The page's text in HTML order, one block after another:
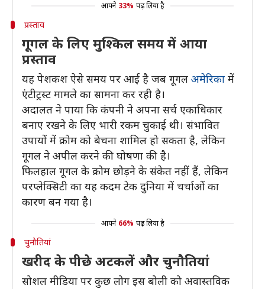
आपने 33% पढ़ लिया है
प्रस्ताव
गूगल के लिए मुश्किल समय में आया
प्रस्ताव
यह पेशकश ऐसे समय पर आई है जब गूगल अमेरिका में
एंटीट्रस्ट मामले का सामना कर रही है।
अदालत ने पाया कि कंपनी ने अपना सर्च एकाधिकार
बनाए रखने के लिए भारी रकम चुकाई थी। संभावित
उपायों में क्रोम को बेचना शामिल हो सकता है, लेकिन
गूगल ने अपील करने की घोषणा की है।
फिलहाल गूगल के क्रोम छोड़ने के संकेत नहीं हैं, लेकिन
परप्लेक्सिटी का यह कदम टेक दुनिया में चर्चाओं का
कारण बन गया है।
आपने 66% पढ़ लिया है
चुनौतियां
खरीद के पीछे अटकलें और चुनौतियां
सोशल मीडिया पर कुछ लोग इस बोली को अवास्तविक